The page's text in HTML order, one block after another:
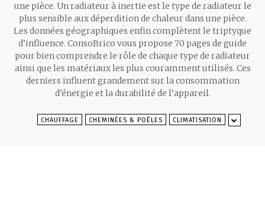
une pièce. Un radiateur à inertie est le type de radiateur le
plus sensible aux déperdition de chaleur dans une pièce.
Les données géographiques enfin complètent le triptyque
d’influence. ConsoBrico vous propose 70 pages de guide
pour bien comprendre le rôle de chaque type de radiateur
ainsi que les matériaux les plus couramment utilisés. Ces
derniers influent grandement sur la consommation
d’énergie et la durabilité de l’appareil.
CHAUFFAGE CHEMINÉES & POÊLES CLIMATISATION